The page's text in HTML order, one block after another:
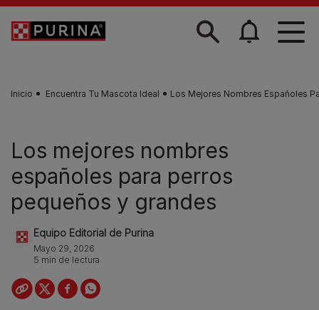
Skip to main content
Inicio Encuentra Tu Mascota Ideal Los Mejores Nombres Españoles
Los mejores nombres
españoles para perros
pequeños y grandes
Equipo Editorial de Purina
Mayo 29, 2026
5 min de lectura